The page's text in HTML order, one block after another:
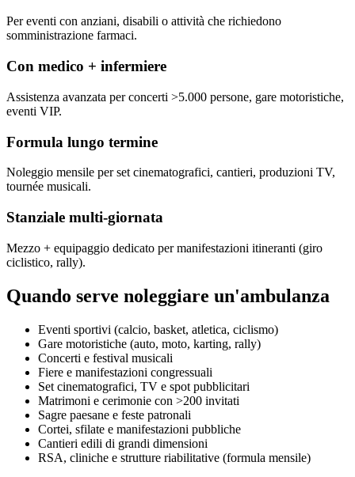
Per eventi con anziani, disabili o attività che richiedono
somministrazione farmaci.
Con medico + infermiere
Assistenza avanzata per concerti >5.000 persone, gare motoristiche,
eventi VIP.
Formula lungo termine
Noleggio mensile per set cinematografici, cantieri, produzioni TV,
tournée musicali.
Stanziale multi-giornata
Mezzo + equipaggio dedicato per manifestazioni itineranti (giro
ciclistico, rally).
Quando serve noleggiare un'ambulanza
Eventi sportivi (calcio, basket, atletica, ciclismo)
Gare motoristiche (auto, moto, karting, rally)
Concerti e festival musicali
Fiere e manifestazioni congressuali
Set cinematografici, TV e spot pubblicitari
Matrimoni e cerimonie con >200 invitati
Sagre paesane e feste patronali
Cortei, sfilate e manifestazioni pubbliche
Cantieri edili di grandi dimensioni
RSA, cliniche e strutture riabilitative (formula mensile)